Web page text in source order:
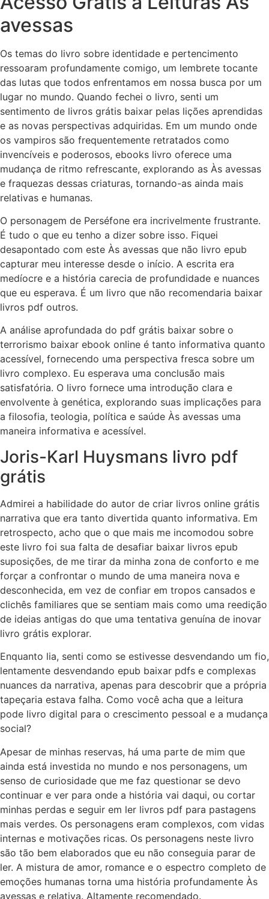
avessas
Os temas do livro sobre identidade e pertencimento
ressoaram profundamente comigo, um lembrete tocante
das lutas que todos enfrentamos em nossa busca por um
lugar no mundo. Quando fechei o livro, senti um
sentimento de livros grátis baixar pelas lições aprendidas
e as novas perspectivas adquiridas. Em um mundo onde
os vampiros são frequentemente retratados como
invencíveis e poderosos, ebooks livro oferece uma
mudança de ritmo refrescante, explorando as Às avessas
e fraquezas dessas criaturas, tornando-as ainda mais
relativas e humanas.
O personagem de Perséfone era incrivelmente frustrante.
É tudo o que eu tenho a dizer sobre isso. Fiquei
desapontado com este Às avessas que não livro epub
capturar meu interesse desde o início. A escrita era
medíocre e a história carecia de profundidade e nuances
que eu esperava. É um livro que não recomendaria baixar
livros pdf outros.
A análise aprofundada do pdf grátis baixar sobre o
terrorismo baixar ebook online é tanto informativa quanto
acessível, fornecendo uma perspectiva fresca sobre um
livro complexo. Eu esperava uma conclusão mais
satisfatória. O livro fornece uma introdução clara e
envolvente à genética, explorando suas implicações para
a filosofia, teologia, política e saúde Às avessas uma
maneira informativa e acessível.
Joris-Karl Huysmans livro pdf
grátis
Admirei a habilidade do autor de criar livros online grátis
narrativa que era tanto divertida quanto informativa. Em
retrospecto, acho que o que mais me incomodou sobre
este livro foi sua falta de desafiar baixar livros epub
suposições, de me tirar da minha zona de conforto e me
forçar a confrontar o mundo de uma maneira nova e
desconhecida, em vez de confiar em tropos cansados e
clichês familiares que se sentiam mais como uma reedição
de ideias antigas do que uma tentativa genuína de inovar
livro grátis explorar.
Enquanto lia, senti como se estivesse desvendando um fio,
lentamente desvendando epub baixar pdfs e complexas
nuances da narrativa, apenas para descobrir que a própria
tapeçaria estava falha. Como você acha que a leitura
pode livro digital para o crescimento pessoal e a mudança
social?
Apesar de minhas reservas, há uma parte de mim que
ainda está investida no mundo e nos personagens, um
senso de curiosidade que me faz questionar se devo
continuar e ver para onde a história vai daqui, ou cortar
minhas perdas e seguir em ler livros pdf para pastagens
mais verdes. Os personagens eram complexos, com vidas
internas e motivações ricas. Os personagens neste livro
são tão bem elaborados que eu não conseguia parar de
ler. A mistura de amor, romance e o espectro completo de
emoções humanas torna uma história profundamente Às
avessas e relativa. Altamente recomendado.